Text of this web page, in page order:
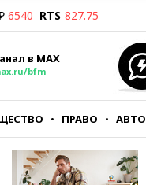
6540 RTS 827.75
в MAX
bfm
ПРАВО АВТО